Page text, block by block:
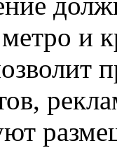
метро и